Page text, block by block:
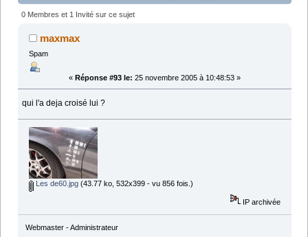
d'Handicapé(e)s... (Lu 637045 fois)
0 Membres et 1 Invité sur ce sujet
maxmax
Spam
« Réponse #93 le: 25 novembre 2005 à 10:48:53 »
qui l'a deja croisé lui ?
Les de60.jpg(43.77 ko, 532x399 - vu 856 fois.)
IP archivée
Webmaster - Administrateur